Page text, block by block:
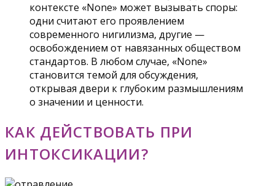
контексте «None» может вызывать споры:
одни считают его проявлением
современного нигилизма, другие —
освобождением от навязанных обществом
стандартов. В любом случае, «None»
становится темой для обсуждения,
открывая двери к глубоким размышлениям
о значении и ценности.
КАК ДЕЙСТВОВАТЬ ПРИ
ИНТОКСИКАЦИИ?